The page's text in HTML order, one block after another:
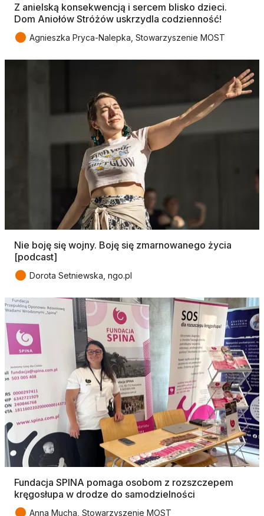
Z anielską konsekwencją i sercem blisko dzieci.
Dom Aniołów Stróżów uskrzydla codzienność!
● Agnieszka Pryca-Nalepka, Stowarzyszenie MOST
Nie boję się wojny. Boję się zmarnowanego życia
[podcast]
● Dorota Setniewska, ngo.pl
Fundacja SPINA pomaga osobom z rozszczepem
kręgosłupa w drodze do samodzielności
Anna Mucha, Stowarzyszenie MOST